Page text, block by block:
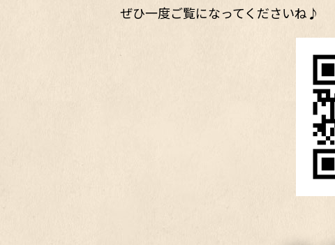
ぜひ一度ご覧になってくださいね♪